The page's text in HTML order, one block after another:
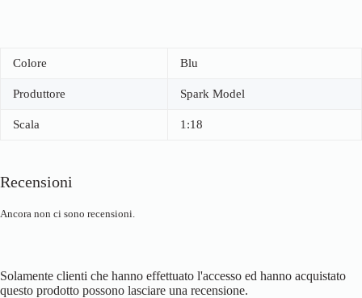
Colore Blu
Produttore Spark Model
Scala 1:18
Recensioni
Ancora non ci sono recensioni.
Solamente clienti che hanno effettuato l'accesso ed hanno acquistato
questo prodotto possono lasciare una recensione.